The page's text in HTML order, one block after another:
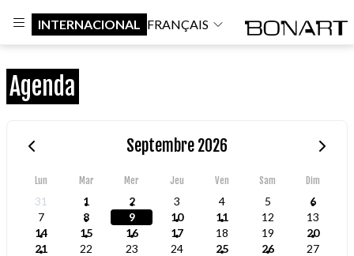
INTERNACIONAL FRANÇAIS
Agenda
Septembre 2026
Lun Mar Mer Jeu Ven Sam Dim
31 1 2 3 4 5
6
7
8 9 10 11 12
13
14
15 16 17 18 19
20
21
22 23 24 25 26
27